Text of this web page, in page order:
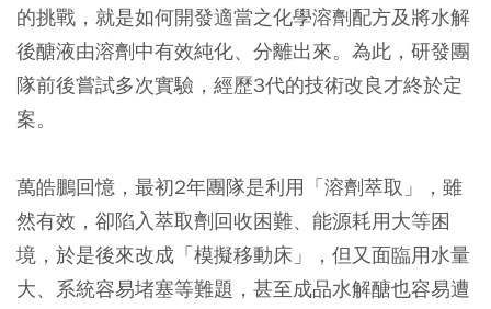
的挑戰，就是如何開發適當之化學溶劑配方及將水解
後醣液由溶劑中有效純化、分離出來。為此，研發團
隊前後嘗試多次實驗，經歷3代的技術改良才終於定
案。
萬皓鵬回憶，最初2年團隊是利用「溶劑萃取」，雖
然有效，卻陷入萃取劑回收困難、能源耗用大等困
境，於是後來改成「模擬移動床」，但又面臨用水量
大、系統容易堵塞等難題，甚至成品水解醣也容易遭